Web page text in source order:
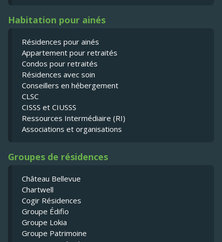
Habitation pour ainés
Résidences pour ainés
Appartement pour retraités
Condos pour retraités
Résidences avec soin
Conseillers en hébergement
CLSC
CISSS et CIUSSS
Ressources Intermédiaire (RI)
Associations et organisations
Groupes de résidences
Château Bellevue
Chartwell
Cogir Résidences
Groupe Édifio
Groupe Lokia
Groupe Patrimoine